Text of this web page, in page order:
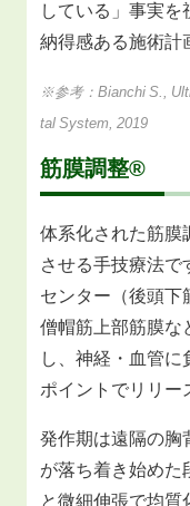
している」事実を
納得感ある施術計
※参考：Bianchi S.,
tal System, 2019
筋膜調整®
体系化された筋膜
させる手技療法で
センター（後頭下
僧帽筋上部筋膜な
し、神経・血管
ポイントでリリー
発作期は遠隔の胸
が落ち着き始めた
と微細伸張で均質